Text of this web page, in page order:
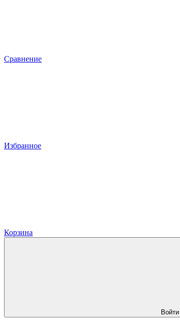
Сравнение
Избранное
Корзина
Войти